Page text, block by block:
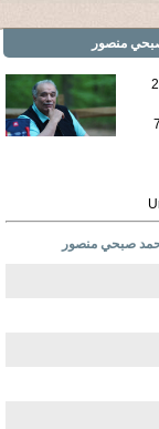
منصور
صبحي منصور